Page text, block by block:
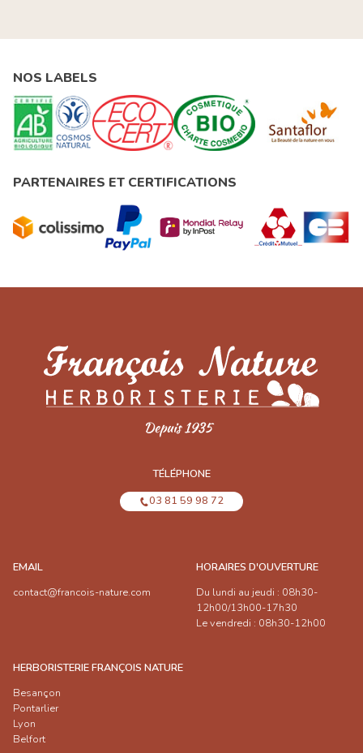
NOS LABELS
PARTENAIRES ET CERTIFICATIONS
TÉLÉPHONE
03 81 59 98 72
EMAIL
contact@francois-nature.com
HORAIRES D'OUVERTURE
Du lundi au jeudi : 08h30-
12h00/13h00-17h30
Le vendredi : 08h30-12h00
HERBORISTERIE FRANÇOIS NATURE
Besançon
Pontarlier
Lyon
Belfort